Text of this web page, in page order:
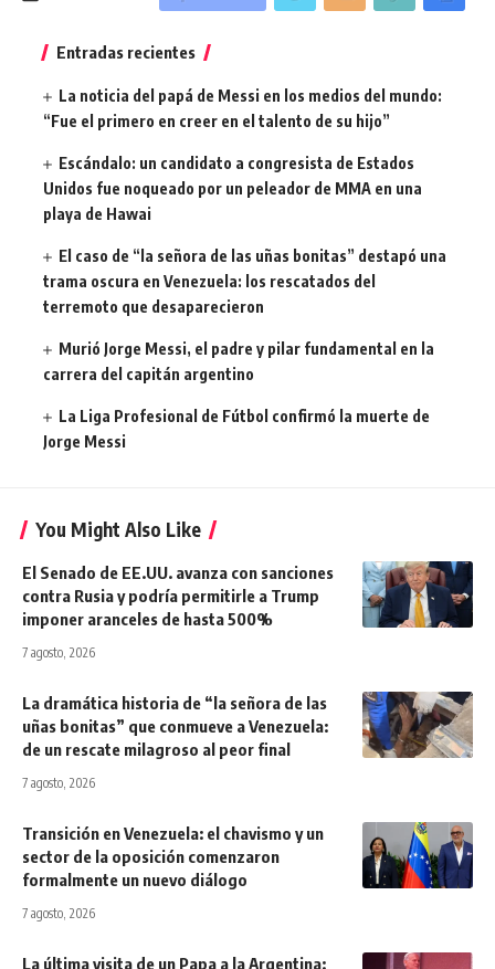
Entradas recientes
La noticia del papá de Messi en los medios del mundo:
“Fue el primero en creer en el talento de su hijo”
Escándalo: un candidato a congresista de Estados
Unidos fue noqueado por un peleador de MMA en una
playa de Hawai
El caso de “la señora de las uñas bonitas” destapó una
trama oscura en Venezuela: los rescatados del
terremoto que desaparecieron
Murió Jorge Messi, el padre y pilar fundamental en la
carrera del capitán argentino
La Liga Profesional de Fútbol confirmó la muerte de
Jorge Messi
You Might Also Like
El Senado de EE.UU. avanza con sanciones
contra Rusia y podría permitirle a Trump
imponer aranceles de hasta 500%
7 agosto, 2026
La dramática historia de “la señora de las
uñas bonitas” que conmueve a Venezuela:
de un rescate milagroso al peor final
7 agosto, 2026
Transición en Venezuela: el chavismo y un
sector de la oposición comenzaron
formalmente un nuevo diálogo
7 agosto, 2026
La última visita de un Papa a la Argentina: